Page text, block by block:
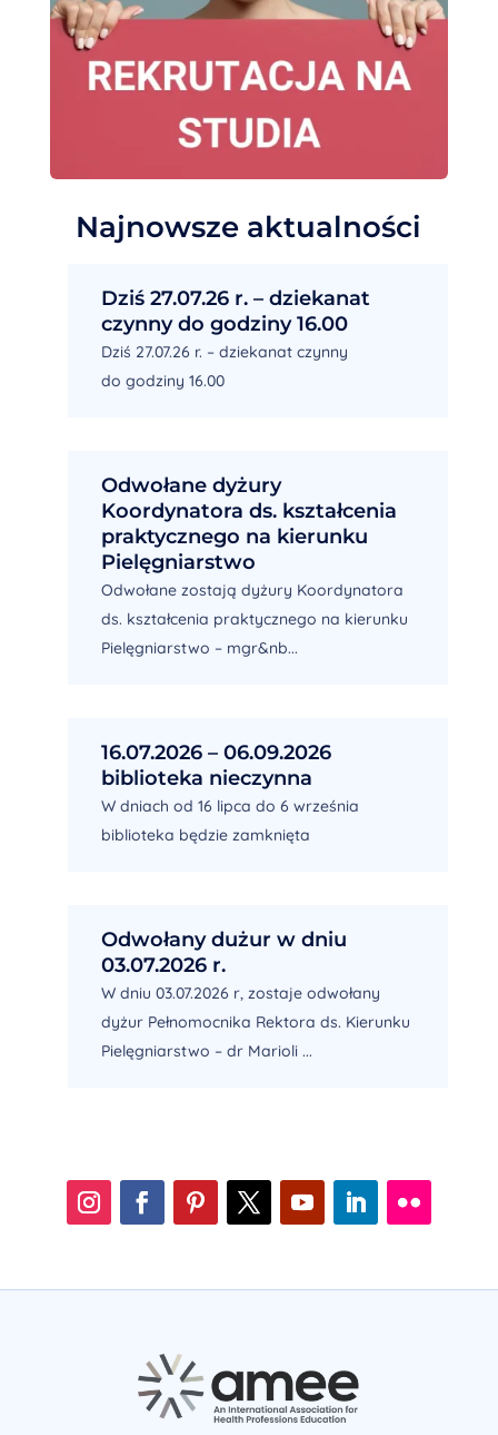
Najnowsze aktualności
Dziś 27.07.26 r. – dziekanat
czynny do godziny 16.00
Dziś 27.07.26 r. – dziekanat czynny
do godziny 16.00
Odwołane dyżury
Koordynatora ds. kształcenia
praktycznego na kierunku
Pielęgniarstwo
Odwołane zostają dyżury Koordynatora
ds. kształcenia praktycznego na kierunku
Pielęgniarstwo – mgr&nb...
16.07.2026 – 06.09.2026
biblioteka nieczynna
W dniach od 16 lipca do 6 września
biblioteka będzie zamknięta
Odwołany dużur w dniu
03.07.2026 r.
W dniu 03.07.2026 r, zostaje odwołany
dyżur Pełnomocnika Rektora ds. Kierunku
Pielęgniarstwo – dr Marioli ...